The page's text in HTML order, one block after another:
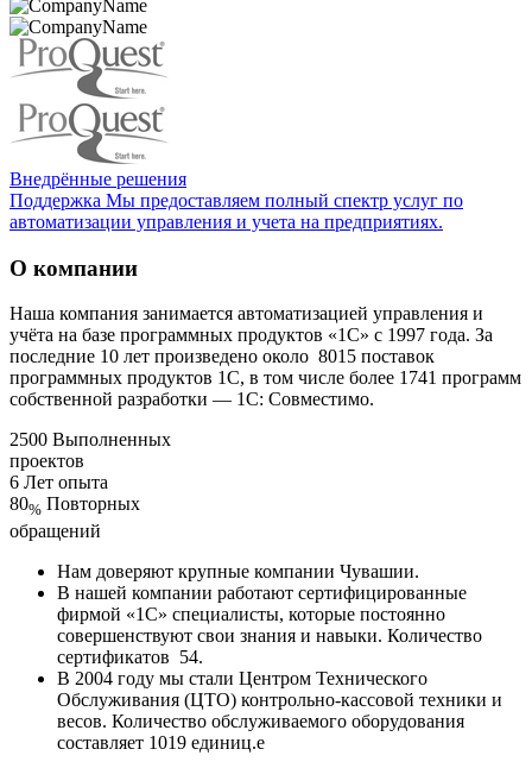
Внедрённые решения
Поддержка Мы предоставляем полный спектр услуг по
автоматизации управления и учета на предприятиях.
О компании
Наша компания занимается автоматизацией управления и
учёта на базе программных продуктов «1С» с 1997 года. За
последние 10 лет произведено около 8015 поставок
программных продуктов 1C, в том числе более 1741 программ
собственной разработки — 1С: Совместимо.
2500 Выполненных
проектов
6 Лет опыта
80% Повторных
обращений
Нам доверяют крупные компании Чувашии.
В нашей компании работают сертифицированные
фирмой «1С» специалисты, которые постоянно
совершенствуют свои знания и навыки. Количество
сертификатов 54.
В 2004 году мы стали Центром Технического
Обслуживания (ЦТО) контрольно-кассовой техники и
весов. Количество обслуживаемого оборудования
составляет 1019 единиц.e